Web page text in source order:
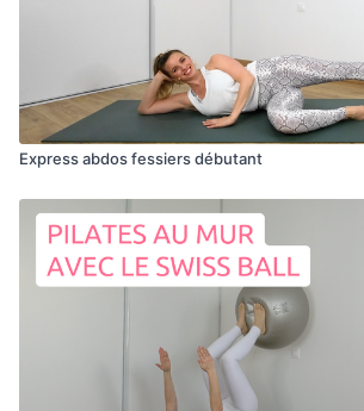
Express abdos fessiers débutant